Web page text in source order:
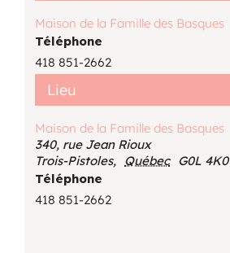
Lieu
Maison de la Famille des Basques
340, rue Jean Rioux
Trois-Pistoles, Québec G0L 4K0
Téléphone
418 851-2662
Maison de la Famille des Basques
Téléphone
418 851-2662